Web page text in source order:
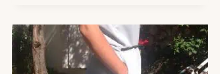
MONTMAJOUR
::
UNE
JOURNÉE
DE